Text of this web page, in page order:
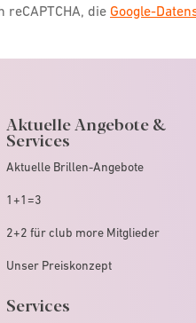
reCAPTCHA, die Google-
Aktuelle Angebote &
Services
Aktuelle Brillen-Angebote
1+1=3
2+2 für club more Mitglieder
Unser Preiskonzept
Services